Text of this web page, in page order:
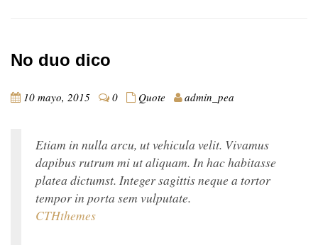
No duo dico
10 mayo, 2015 0 Quote admin_pea
Etiam in nulla arcu, ut vehicula velit. Vivamus
dapibus rutrum mi ut aliquam. In hac habitasse
platea dictumst. Integer sagittis neque a tortor
tempor in porta sem vulputate.
CTHthemes